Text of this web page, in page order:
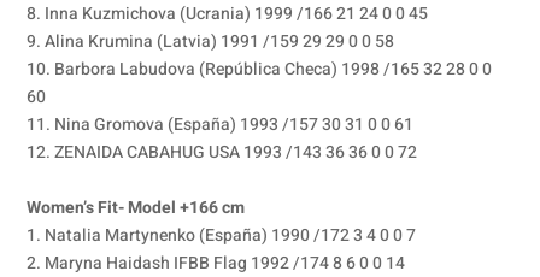
8. Inna Kuzmichova (Ucrania) 1999 /166 21 24 0 0 45
9. Alina Krumina (Latvia) 1991 /159 29 29 0 0 58
10. Barbora Labudova (República Checa) 1998 /165 32 28 0 0
60
11. Nina Gromova (España) 1993 /157 30 31 0 0 61
12. ZENAIDA CABAHUG USA 1993 /143 36 36 0 0 72
Women’s Fit- Model +166 cm
1. Natalia Martynenko (España) 1990 /172 3 4 0 0 7
2. Maryna Haidash IFBB Flag 1992 /174 8 6 0 0 14